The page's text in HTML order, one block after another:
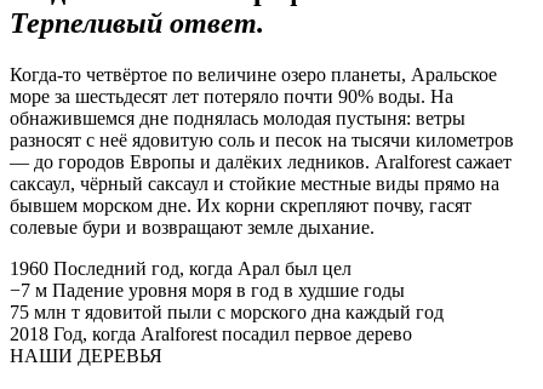
Терпеливый ответ.
Когда-то четвёртое по величине озеро планеты, Аральское
море за шестьдесят лет потеряло почти 90% воды. На
обнажившемся дне поднялась молодая пустыня: ветры
разносят с неё ядовитую соль и песок на тысячи километров
— до городов Европы и далёких ледников. Aralforest сажает
саксаул, чёрный саксаул и стойкие местные виды прямо на
бывшем морском дне. Их корни скрепляют почву, гасят
солевые бури и возвращают земле дыхание.
1960 Последний год, когда Арал был цел
−7 м Падение уровня моря в год в худшие годы
75 млн т ядовитой пыли с морского дна каждый год
2018 Год, когда Aralforest посадил первое дерево
НАШИ ДЕРЕВЬЯ